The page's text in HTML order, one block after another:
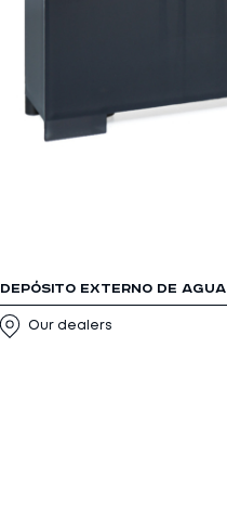
DEPÓSITO EXTERNO DE AGUA
Our dealers